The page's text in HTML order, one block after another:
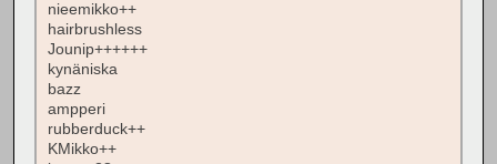
nieemikko++
hairbrushless
Jounip++++++
kynäniska
bazz
ampperi
rubberduck++
KMikko++